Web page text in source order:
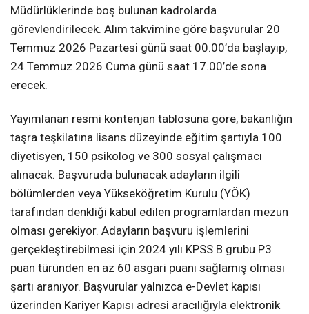
Müdürlüklerinde boş bulunan kadrolarda
görevlendirilecek. Alım takvimine göre başvurular 20
Temmuz 2026 Pazartesi günü saat 00.00’da başlayıp,
24 Temmuz 2026 Cuma günü saat 17.00’de sona
erecek.
Yayımlanan resmi kontenjan tablosuna göre, bakanlığın
taşra teşkilatına lisans düzeyinde eğitim şartıyla 100
diyetisyen, 150 psikolog ve 300 sosyal çalışmacı
alınacak. Başvuruda bulunacak adayların ilgili
bölümlerden veya Yükseköğretim Kurulu (YÖK)
tarafından denkliği kabul edilen programlardan mezun
olması gerekiyor. Adayların başvuru işlemlerini
gerçekleştirebilmesi için 2024 yılı KPSS B grubu P3
puan türünden en az 60 asgari puanı sağlamış olması
şartı aranıyor. Başvurular yalnızca e-Devlet kapısı
üzerinden Kariyer Kapısı adresi aracılığıyla elektronik